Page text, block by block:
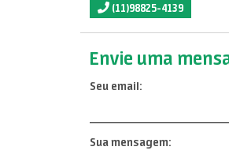
(11)98825-4139
Envie uma
Seu email:
Sua mensagem: